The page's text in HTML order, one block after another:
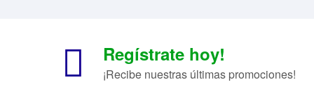
Regístrate hoy!
¡Recibe nuestras últimas promociones!